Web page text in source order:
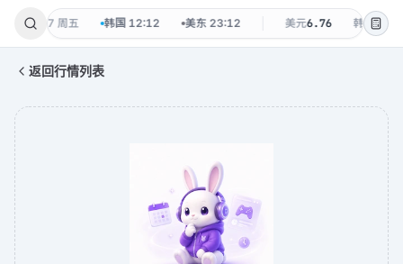
08-07 周五 韩国 12:12 美东 23:12 美元6.76 韩元
返回行情列表